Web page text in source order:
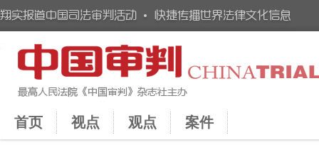
首页 视点 观点 案件